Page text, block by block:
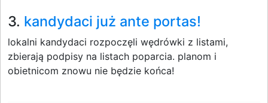
3. kandydaci już ante portas!
lokalni kandydaci rozpoczęli wędrówki z listami,
zbierają podpisy na listach poparcia. planom i
obietnicom znowu nie będzie końca!